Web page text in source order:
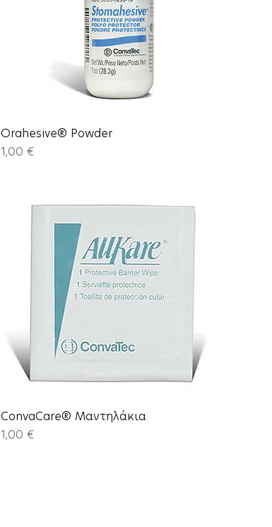
Orahesive® Powder
Price
1,00 €
ConvaCare® Μαντηλάκια
Price
1,00 €